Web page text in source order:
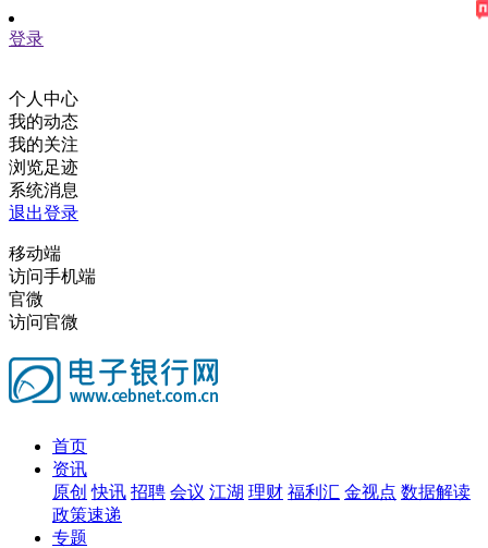
登录
个人中心
我的动态
我的关注
浏览足迹
系统消息
退出登录
移动端
访问手机端
官微
访问官微
首页
资讯
原创 快讯 招聘 会议 江湖 理财 福利汇 金视点 数据解读
政策速递
专题